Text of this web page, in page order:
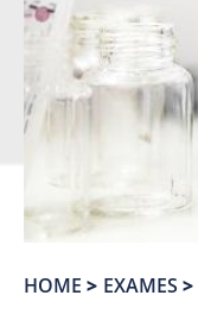
HOME > EXAMES >